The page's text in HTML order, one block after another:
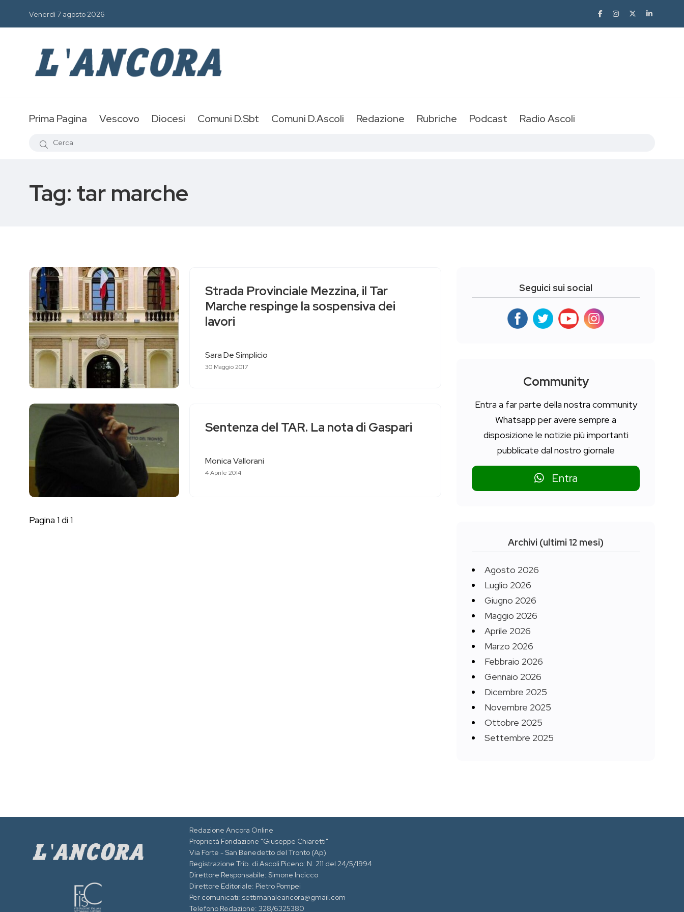
Venerdì 7 agosto 2026
Prima Pagina Vescovo Diocesi Comuni D.Sbt Comuni D.Ascoli Redazione Rubriche Podcast Radio Ascoli
Tag: tar marche
Strada Provinciale Mezzina, il Tar
Marche respinge la sospensiva dei
lavori
Sara De Simplicio
30 Maggio 2017
Sentenza del TAR. La nota di Gaspari
Monica Vallorani
4 Aprile 2014
Pagina 1 di 1
Seguici sui social
Community
Entra a far parte della nostra community
Whatsapp per avere sempre a
disposizione le notizie più importanti
pubblicate dal nostro giornale
Entra
Archivi (ultimi 12 mesi)
Agosto 2026
Luglio 2026
Giugno 2026
Maggio 2026
Aprile 2026
Marzo 2026
Febbraio 2026
Gennaio 2026
Dicembre 2025
Novembre 2025
Ottobre 2025
Settembre 2025
Redazione Ancora Online
Proprietà Fondazione "Giuseppe Chiaretti"
Via Forte - San Benedetto del Tronto (Ap)
Registrazione Trib. di Ascoli Piceno: N. 211 del 24/5/1994
Direttore Responsabile: Simone Incicco
Direttore Editoriale: Pietro Pompei
Per comunicati: settimanaleancora@gmail.com
Telefono Redazione: 328/6325380